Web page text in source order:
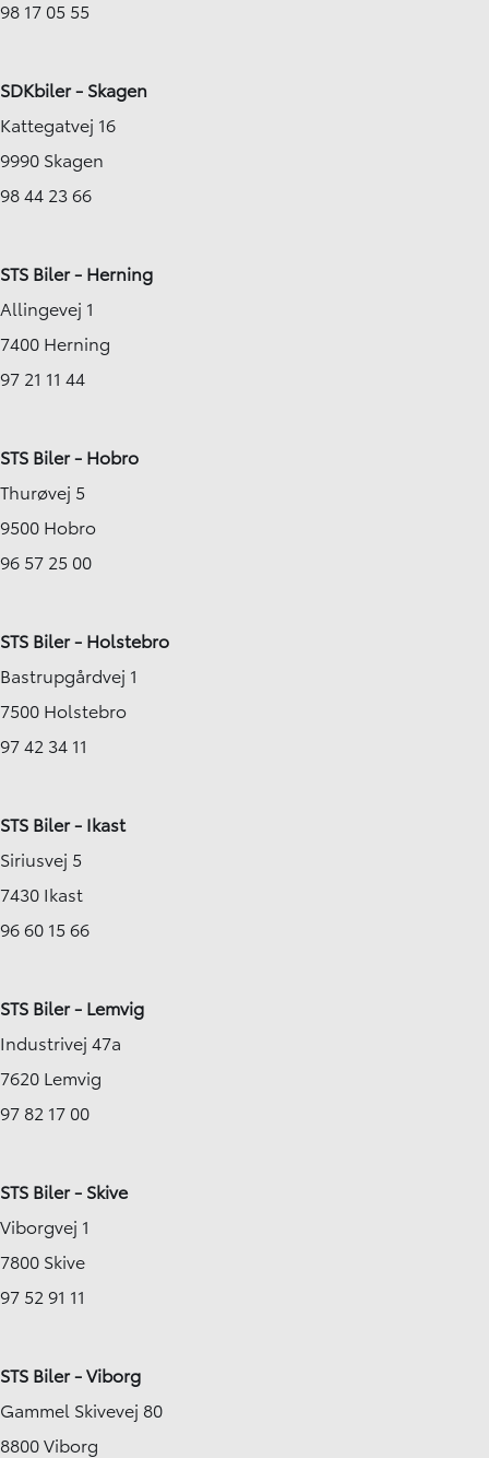
98 17 05 55
SDKbiler - Skagen
Kattegatvej 16
9990 Skagen
98 44 23 66
STS Biler - Herning
Allingevej 1
7400 Herning
97 21 11 44
STS Biler - Hobro
Thurøvej 5
9500 Hobro
96 57 25 00
STS Biler - Holstebro
Bastrupgårdvej 1
7500 Holstebro
97 42 34 11
STS Biler - Ikast
Siriusvej 5
7430 Ikast
96 60 15 66
STS Biler - Lemvig
Industrivej 47a
7620 Lemvig
97 82 17 00
STS Biler - Skive
Viborgvej 1
7800 Skive
97 52 91 11
STS Biler - Viborg
Gammel Skivevej 80
8800 Viborg